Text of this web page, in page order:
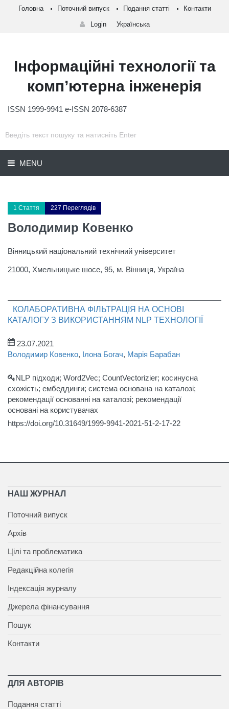
Головна Поточний випуск Подання статті Контакти
Login Українська
Інформаційні технології та
комп’ютерна інженерія
ISSN 1999-9941 e-ISSN 2078-6387
MENU
1 Стаття 227 Переглядів
Володимир Ковенко
Вінницький національний технічний університет
21000, Хмельницьке шосе, 95, м. Вінниця, Україна
КОЛАБОРАТИВНА ФІЛЬТРАЦІЯ НА ОСНОВІ
КАТАЛОГУ З ВИКОРИСТАННЯМ NLP ТЕХНОЛОГІЇ
23.07.2021
Володимир Ковенко, Ілона Богач, Марія Барабан
NLP підходи; Word2Vec; CountVectorizier; косинусна
схожість; ембеддинги; система основана на каталозі;
рекомендації основанні на каталозі; рекомендації
основані на користувачах
https://doi.org/10.31649/1999-9941-2021-51-2-17-22
НАШ ЖУРНАЛ
Поточний випуск
Архів
Цілі та проблематика
Редакційна колегія
Індексація журналу
Джерела фінансування
Пошук
Контакти
ДЛЯ АВТОРІВ
Подання статті